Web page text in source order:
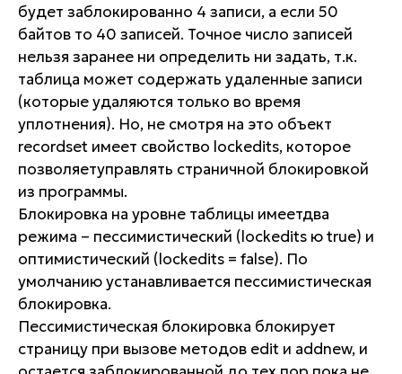
будет заблокированно 4 записи, а если 50
байтов то 40 записей. Точное число записей
нельзя заранее ни определить ни задать, т.к.
таблица может содержать удаленные записи
(которые удаляются только во время
уплотнения). Но, не смотря на это объект
recordset имеет свойство lockedits, которое
позволяетуправлять страничной блокировкой
из программы.
Блокировка на уровне таблицы имеетдва
режима – пессимистический (lockedits ю true) и
оптимистический (lockedits = false). По
умолчанию устанавливается пессимистическая
блокировка.
Пессимистическая блокировка блокирует
страницу при вызове методов edit и addnew, и